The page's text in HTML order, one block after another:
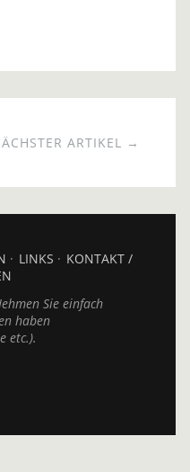
ARTIKEL →
LINKS
KONTAKT /
Sie einfach
haben
etc.).